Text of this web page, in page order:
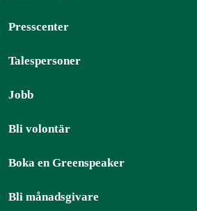
Presscenter
Talespersoner
Jobb
Bli volontär
Boka en Greenspeaker
Bli månadsgivare